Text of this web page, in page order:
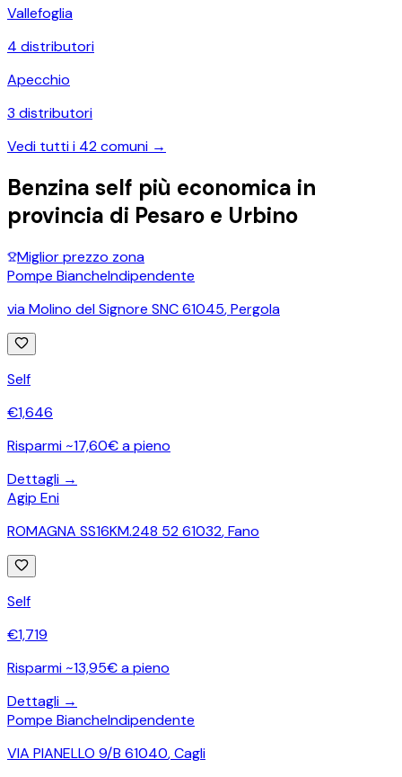
Vallefoglia
4 distributori
Apecchio
3 distributori
Vedi tutti i 42comuni →
Benzina self più economica in
provincia di Pesaro e Urbino
Miglior prezzo zona
Pompe BiancheIndipendente
via Molino del Signore SNC 61045,Pergola
Self
€1,646
Risparmi ~17,60€ a pieno
Dettagli →
Agip Eni
ROMAGNA SS16KM.248 52 61032,Fano
Self
€1,719
Risparmi ~13,95€ a pieno
Dettagli →
Pompe BiancheIndipendente
VIA PIANELLO 9/B 61040,Cagli